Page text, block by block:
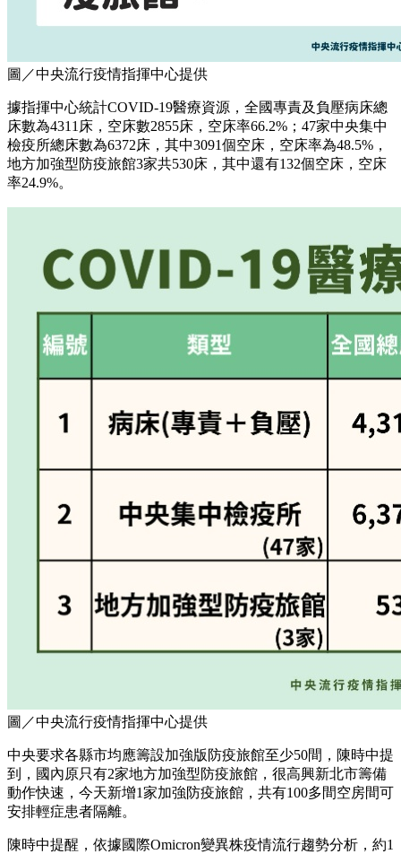
圖／中央流行疫情指揮中心提供
據指揮中心統計COVID-19醫療資源，全國專責及負壓病床總
床數為4311床，空床數2855床，空床率66.2%；47家中央集中
檢疫所總床數為6372床，其中3091個空床，空床率為48.5%，
地方加強型防疫旅館3家共530床，其中還有132個空床，空床
率24.9%。
圖／中央流行疫情指揮中心提供
中央要求各縣市均應籌設加強版防疫旅館至少50間，陳時中提
到，國內原只有2家地方加強型防疫旅館，很高興新北市籌備
動作快速，今天新增1家加強防疫旅館，共有100多間空房間可
安排輕症患者隔離。
陳時中提醒，依據國際Omicron變異株疫情流行趨勢分析，約1